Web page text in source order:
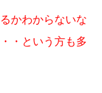
かわからないな
・という方も多